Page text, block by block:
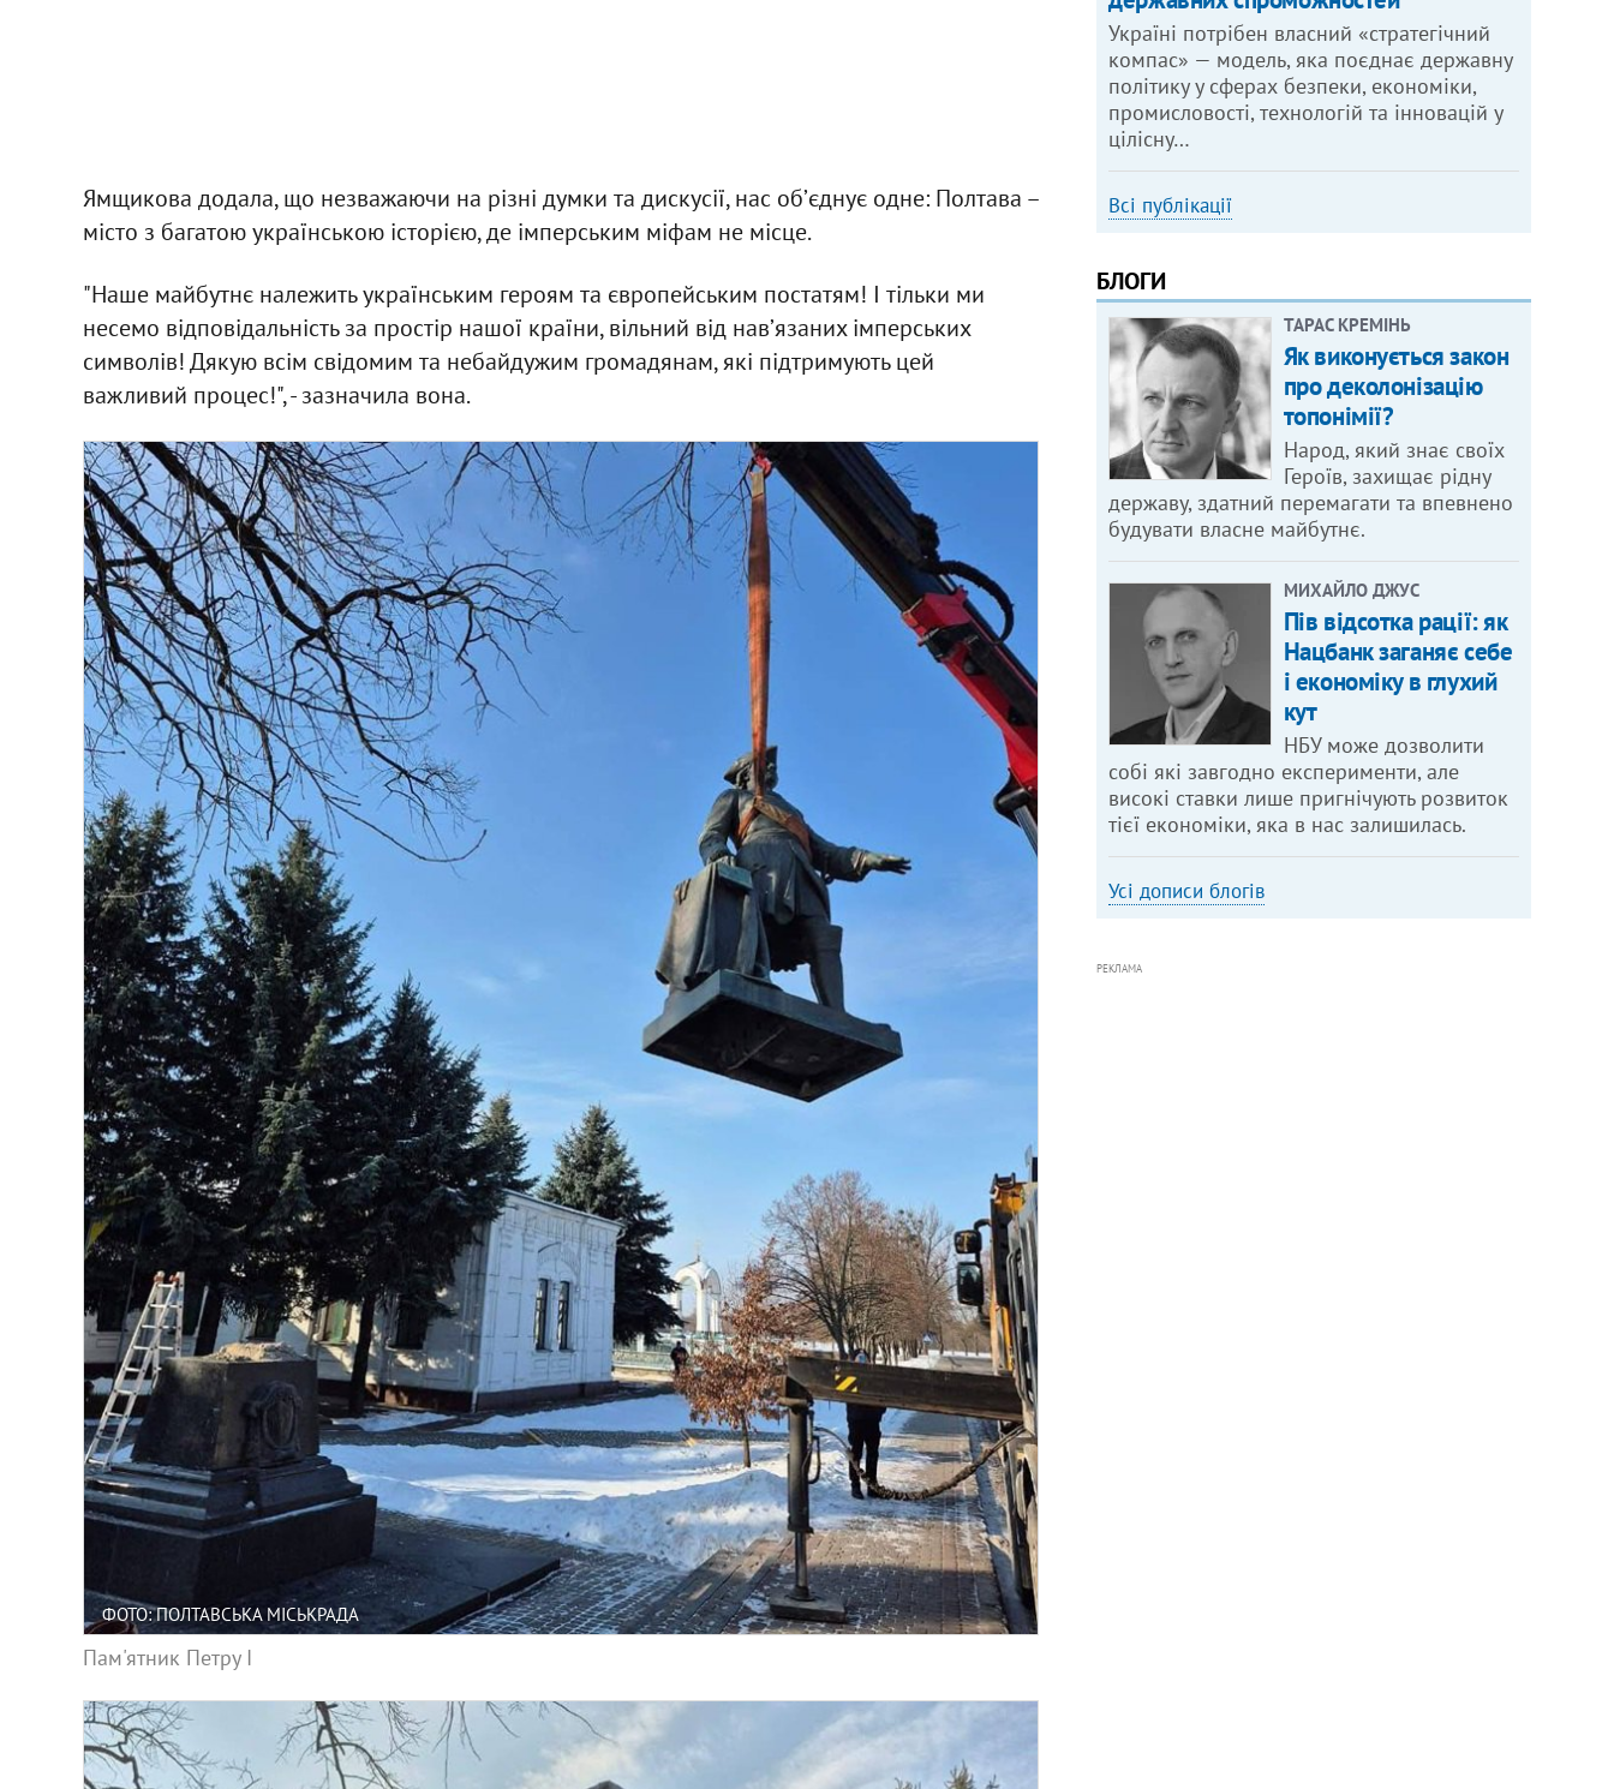
Ямщикова додала, що незважаючи на різні думки та дискусії, нас обʼєднує одне: Полтава –
місто з багатою українською історією, де імперським міфам не місце.
"Наше майбутнє належить українським героям та європейським постатям! І тільки ми
несемо відповідальність за простір нашої країни, вільний від навʼязаних імперських
символів! Дякую всім свідомим та небайдужим громадянам, які підтримують цей
важливий процес!", - зазначила вона.
ФОТО: ПОЛТАВСЬКА МІСЬКРАДА
Пам'ятник Петру I
Україні потрібен власний «стратегічний
компас» — модель, яка поєднає державну
політику у сферах безпеки, економіки,
промисловості, технологій та інновацій у
цілісну…
Всі публікації
БЛОГИ
ТАРАС КРЕМІНЬ
Як виконується закон
про деколонізацію
топонімії?
Народ, який знає своїх
Героїв, захищає рідну
державу, здатний перемагати та впевнено
будувати власне майбутнє.
МИХАЙЛО ДЖУС
Пів відсотка рації: як
Нацбанк заганяє себе
і економіку в глухий
кут
НБУ може дозволити
собі які завгодно експерименти, але
високі ставки лише пригнічують розвиток
тієї економіки, яка в нас залишилась.
Усі дописи блогів
РЕКЛАМА